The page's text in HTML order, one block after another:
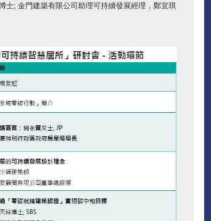
士; 金門建築有限公司助理可持續發展經理，鄭宜琪